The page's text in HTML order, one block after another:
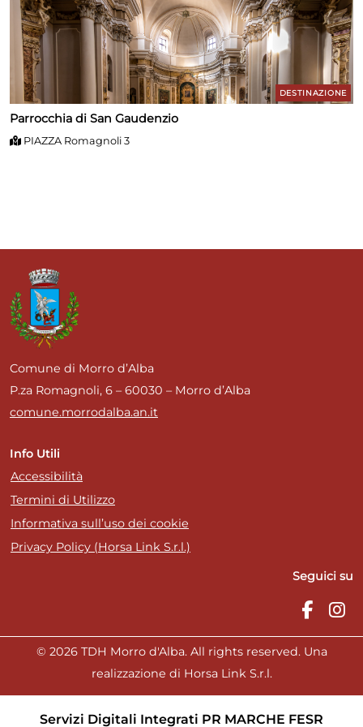
DESTINAZIONE
Parrocchia di San Gaudenzio
PIAZZA Romagnoli 3
Comune di Morro d’Alba
P.za Romagnoli, 6 – 60030 – Morro d’Alba
comune.morrodalba.an.it
Info Utili
Accessibilità
Termini di Utilizzo
Informativa sull’uso dei cookie
Privacy Policy (Horsa Link S.r.l.)
Seguici su
© 2026 TDH Morro d'Alba. All rights reserved. Una
realizzazione di Horsa Link S.r.l.
Servizi Digitali Integrati PR MARCHE FESR